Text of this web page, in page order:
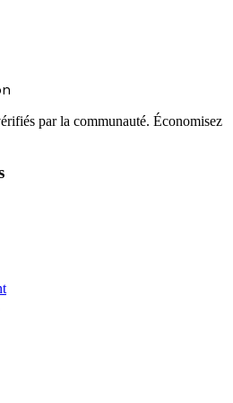
par la communauté. Économisez